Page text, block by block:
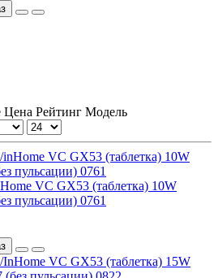
Цена Рейтинг Модель
VC GX53 (таблетка) 10W
пульсации) 0761